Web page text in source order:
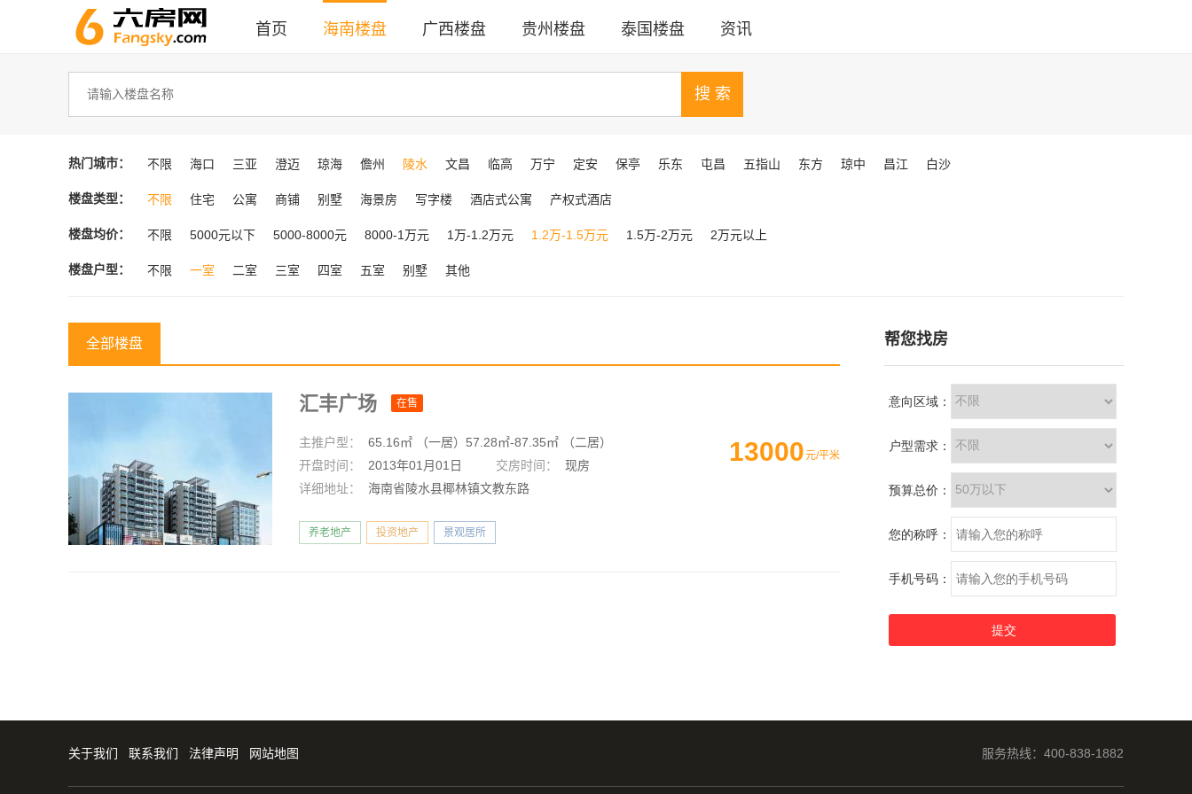
首页 海南楼盘 广西楼盘 贵州楼盘 泰国楼盘 资讯
热门城市： 不限 海口 三亚 澄迈 琼海 儋州 陵水 文昌 临高 万宁 定安 保亭 乐东 屯昌 五指山 东方 琼中 昌江 白沙
楼盘类型： 不限 住宅 公寓 商铺 别墅 海景房 写字楼 酒店式公寓 产权式酒店
楼盘均价： 不限 5000元以下 5000-8000元 8000-1万元 1万-1.2万元 1.2万-1.5万元 1.5万-2万元 2万元以上
楼盘户型： 不限 一室 二室 三室 四室 五室 别墅 其他
全部楼盘
汇丰广场 在售
主推户型：
65.16㎡ （一居）57.28㎡-87.35㎡ （二居）
开盘时间：
2013年01月01日 交房时间：
现房
详细地址：
海南省陵水县椰林镇文教东路
养老地产 投资地产 景观居所
13000元/平米
帮您找房
关于我们 联系我们 法律声明 网站地图 服务热线：400-838-1882